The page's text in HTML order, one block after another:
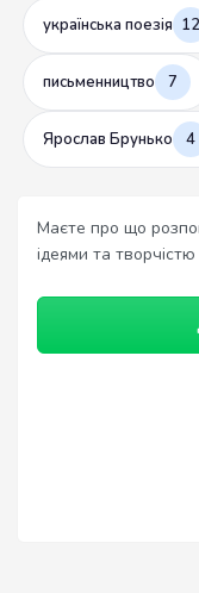
українська поезія 12
письменництво 7
Ярослав Брунько 4
Маєте про що
ідеями та творчістю